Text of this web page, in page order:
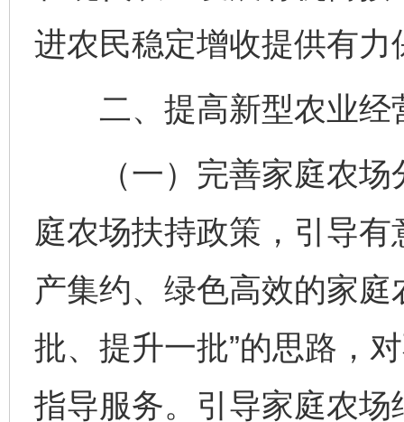
进农民稳定增收提供有力
二、提高新型农业经
（一）完善家庭农场
庭农场扶持政策，引导
产集约、绿色高效的家
批、提升一批”的思路，
指导服务。引导家庭农